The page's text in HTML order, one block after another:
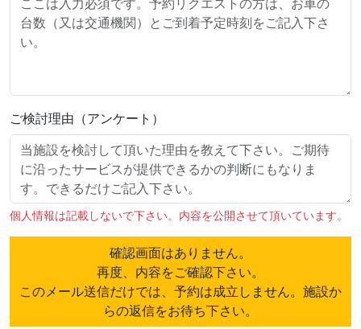
ご検討理由（アンケート）
個人情報は記載しないで下さい。内容を公開させて頂いています。
確認画面はありません。
再度、内容をご確認下さい。
このメール送信だけでは、予約は成立しません。施設か
らの返信をお待ち下さい。